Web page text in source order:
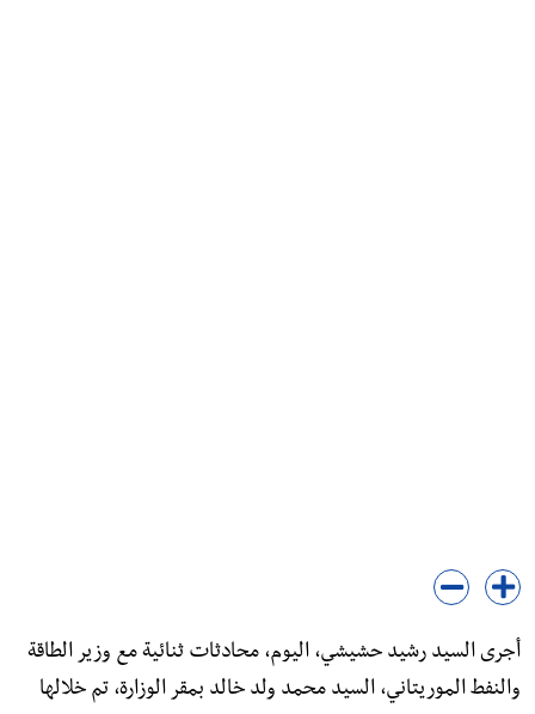
أجرى السيد رشيد حشيشي، اليوم، محادثات ثنائية مع وزير الطاقة
والنفط الموريتاني، السيد محمد ولد خالد بمقر الوزارة، تم خلالها